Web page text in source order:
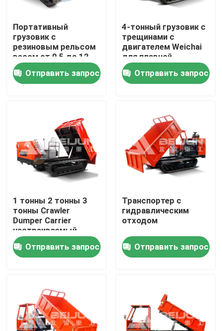
Дома
О Компании
Продукция
Видео
Подземный самосвал
Тележка подземной разработки
Дюмперный грузовик
Подъем ножницы на колесе
Портативный
грузовик с
резиновым рельсом
весом от 0,5 до 12
тонн
Отправить запрос
4-тонный грузовик с
трещинами с
двигателем Weichai
для плавной
транспортировки
материалов
Отправить запрос
1 тонны 2 тонны 3
тонны Crawler
Dumper Carrier
настраиваемый
портативный дизель
для продажи
Отправить запрос
Транспортер с
гидравлическим
отходом
Отправить запрос